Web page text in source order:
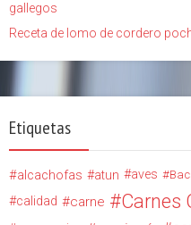
gallegos
Receta de lomo de cordero
Etiquetas
alcachofas atun aves
calidad carne Carnes